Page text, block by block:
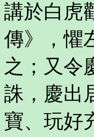
講於白虎
傳》，懼
之；又令
誅，慶出
寶、玩好